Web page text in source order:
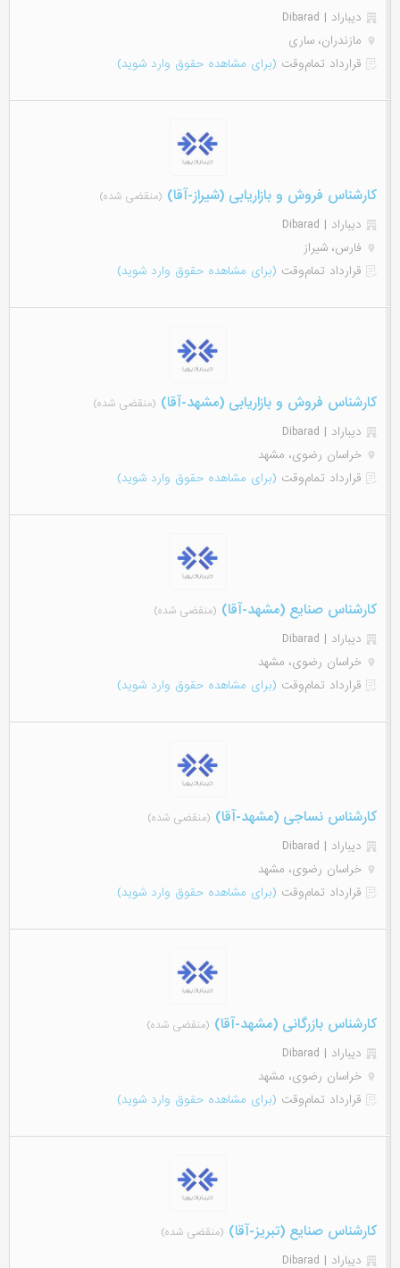
دیباراد | Dibarad
مازندران، ساری
قرارداد تمام‌وقت (برای مشاهده حقوق وارد شوید)
کارشناس فروش و بازاریابی (شیراز-آقا) (منقضی شده)
دیباراد | Dibarad
فارس، شیراز
قرارداد تمام‌وقت (برای مشاهده حقوق وارد شوید)
کارشناس فروش و بازاریابی (مشهد-آقا) (منقضی شده)
دیباراد | Dibarad
خراسان رضوی، مشهد
قرارداد تمام‌وقت (برای مشاهده حقوق وارد شوید)
کارشناس صنایع (مشهد-آقا) (منقضی شده)
دیباراد | Dibarad
خراسان رضوی، مشهد
قرارداد تمام‌وقت (برای مشاهده حقوق وارد شوید)
کارشناس نساجی (مشهد-آقا) (منقضی شده)
دیباراد | Dibarad
خراسان رضوی، مشهد
قرارداد تمام‌وقت (برای مشاهده حقوق وارد شوید)
کارشناس بازرگانی (مشهد-آقا) (منقضی شده)
دیباراد | Dibarad
خراسان رضوی، مشهد
قرارداد تمام‌وقت (برای مشاهده حقوق وارد شوید)
کارشناس صنایع (تبریز-آقا) (منقضی شده)
دیباراد | Dibarad